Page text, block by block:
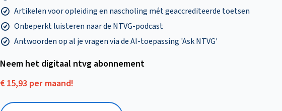
Artikelen voor opleiding en nascholing mét geaccrediteerde toetsen
Onbeperkt luisteren naar de NTVG-podcast
Antwoorden op al je vragen via de AI-toepassing 'Ask NTVG'
Neem het digitaal ntvg abonnement
€ 15,93 per maand!